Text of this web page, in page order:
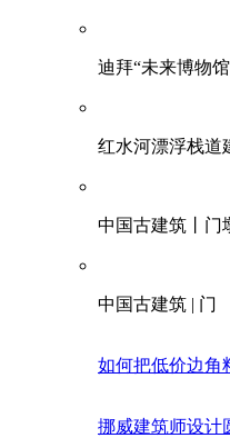
迪拜“未来博物
红水河漂浮栈道
中国古建筑丨门
中国古建筑 | 门
如何把低价边角
挪威建筑师设计